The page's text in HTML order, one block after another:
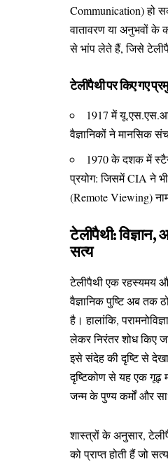
Communication) हो
वातावरण या अनुभवों के
से भांप लेते हैं, जिसे
टेलीपैथी पर किए गए
1917 में
वैज्ञानिकों ने मानसिक
1970 के दशक में
प्रयोग: जिसमें CIA ने भी
(Remote Viewing)
टेलीपैथी: विज्ञान,
सत्य
टेलीपैथी एक रहस्यमय
वैज्ञानिक पुष्टि अब तक
है। हालांकि,
लेकर निरंतर शोध किए
इसे संदेह की दृष्टि से
दृष्टिकोण से यह एक गूढ़
जन्म के पुण्य कर्मों और
शास्त्रों के अनुसार,
को प्राप्त होती हैं जो